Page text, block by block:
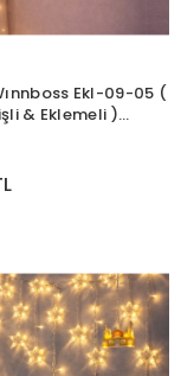
Ekl-09-05 (
& Eklemeli )
Dekor Lamba &